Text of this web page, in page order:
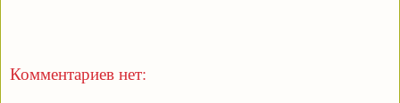
Комментариев нет: